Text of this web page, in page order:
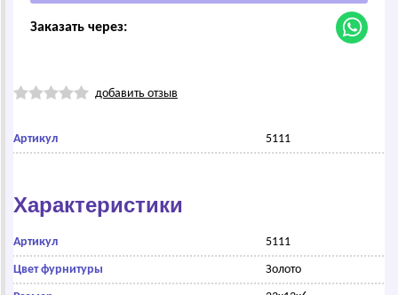
Заказать через:
добавить отзыв
Артикул 5111
Характеристики
Артикул 5111
Цвет фурнитуры Золото